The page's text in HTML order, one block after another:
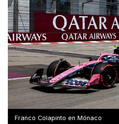
Franco Colapinto en Mónaco